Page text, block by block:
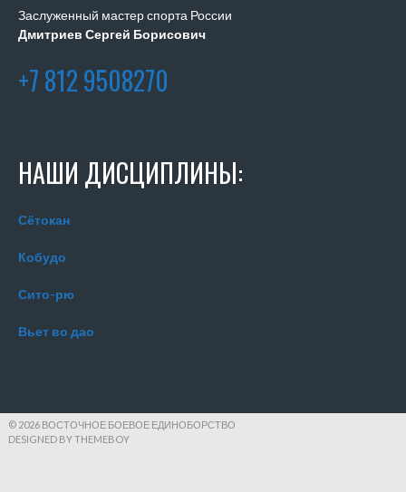
Заслуженный мастер спорта России
Дмитриев Сергей Борисович
+7 812 9508270
НАШИ ДИСЦИПЛИНЫ:
Сётокан
Кобудо
Сито-рю
Вьет во дао
© 2026 ВОСТОЧНОЕ БОЕВОЕ ЕДИНОБОРСТВО
DESIGNED BY THEMEBOY